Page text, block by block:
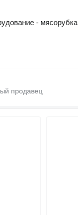
- мясорубка